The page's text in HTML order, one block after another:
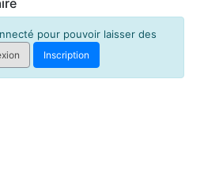
pour pouvoir laisser des
Inscription